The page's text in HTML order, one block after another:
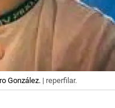
González. | reperfilar.